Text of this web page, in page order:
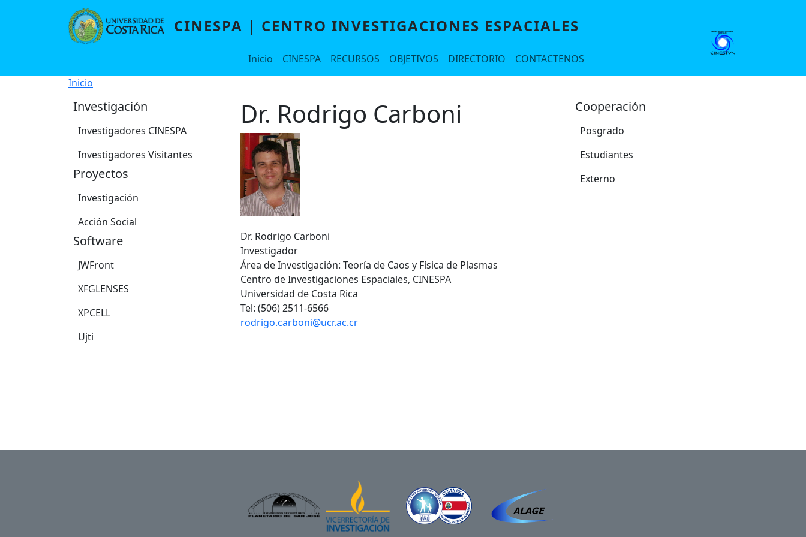
Pasar al contenido principal
CINESPA | CENTRO INVESTIGACIONES ESPACIALES
Inicio CINESPA RECURSOS OBJETIVOS DIRECTORIO CONTACTENOS
Ruta de navegación
Inicio
Investigación
Investigadores CINESPA
Investigadores Visitantes
Proyectos
Investigación
Acción Social
Software
JWFront
XFGLENSES
XPCELL
Ujti
Dr. Rodrigo Carboni
Dr. Rodrigo Carboni
Investigador
Área de Investigación: Teoría de Caos y Física de Plasmas
Centro de Investigaciones Espaciales, CINESPA
Universidad de Costa Rica
Tel: (506) 2511-6566
rodrigo.carboni@ucr.ac.cr
Cooperación
Posgrado
Estudiantes
Externo